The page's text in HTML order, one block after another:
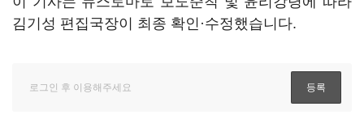
김기성 편집국장이 최종 확인·수정했습니다.